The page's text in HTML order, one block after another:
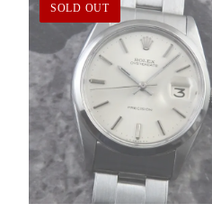
SOLD OUT